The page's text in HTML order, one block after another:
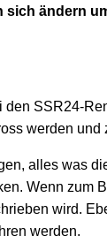
sich ändern
den SSR24-
werden
alles was
Wenn zum
wird.
werden.